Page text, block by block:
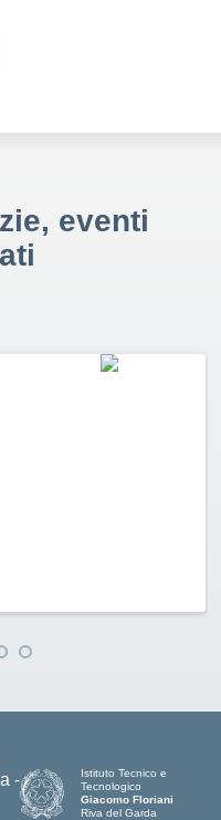
eventi
Istituto Tecnico e
Tecnologico
Giacomo Floriani
Riva del Garda